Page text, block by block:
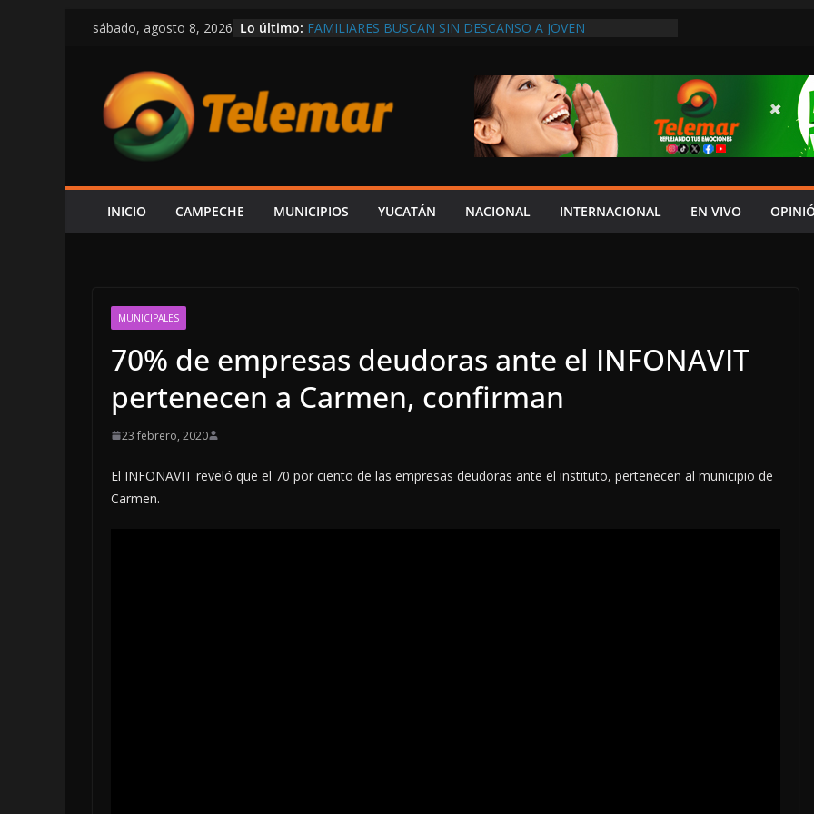
Saltar
contenido
sábado, agosto 8, 2026 Lo último: FAMILIARES BUSCAN SIN DESCANSO A JOVEN
ESCÁRCEGA CON “TENDEDERO” DE LEY SABINA
NO CUMPLIÓ LA COMUNA CON EL AUMENTO SALARIAL
DEL 2% ACORDADO EN LA MINUTA, DENUNCIA MIGUEL
CÓRDOBA
EN APOYO A LA ECONOMÍA FAMILIAR REALIZAN LA FERIA
AGOSTO
“NO VIVIMOS BUENOS TIEMPOS PARA LA LIBERTAD DE
INICIO CAMPECHE MUNICIPIOS YUCATÁN NACIONAL INTERNACIONAL EN VIVO
MUNICIPALES
70% de empresas deudoras ante el INFONAVIT
pertenecen a Carmen, confirman
23 febrero, 2020
El INFONAVIT reveló que el 70 por ciento de las empresas deudoras ante el instituto, pertenecen al municipio de
Carmen.
NACIONALES